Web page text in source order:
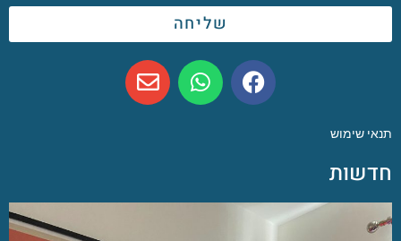
שליחה
תנאי שימוש
חדשות